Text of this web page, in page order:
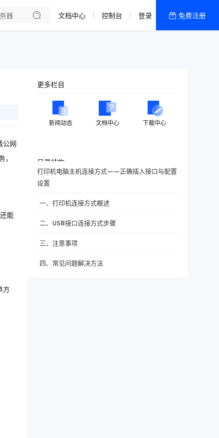
文档中心 控制台 登录 免费注册
公网
能
方
更多栏目
新闻动态 文档中心 下载中心
目录结构
打印机电脑主机连接方式——正确插入接口与配置
设置
一、打印机连接方式概述
二、USB接口连接方式步骤
三、注意事项
四、常见问题解决方法